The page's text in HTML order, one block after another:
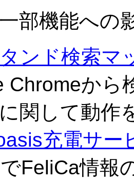
部機能への
ンド検索マ
Chromeから
関して動作
充電サー
FeliCa情報